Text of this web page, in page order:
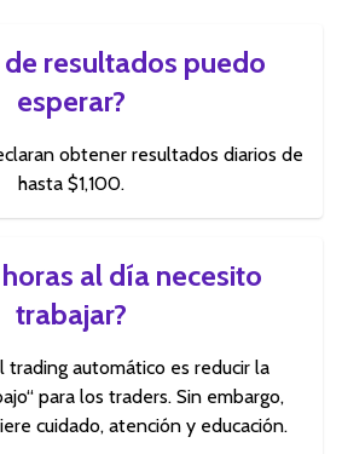
de resultados puedo
esperar?
obtener resultados diarios de
hasta $1,100.
al día necesito
trabajar?
trading automático es reducir la
para los traders. Sin embargo,
cuidado, atención y educación.